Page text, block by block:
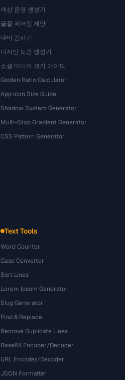
색상 음영 생성기
글꼴 페어링 제안
대비 검사기
디자인 토큰 생성기
소셜 미디어 크기 가이드
Golden Ratio Calculator
App Icon Size Guide
Shadow System Generator
Multi-Stop Gradient Generator
CSS Pattern Generator
Text Tools
Word Counter
Case Converter
Sort Lines
Lorem Ipsum Generator
Slug Generator
Find & Replace
Remove Duplicate Lines
Base64 Encoder/Decoder
URL Encoder/Decoder
JSON Formatter